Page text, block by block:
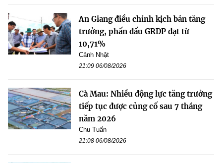
An Giang điều chỉnh kịch bản tăng
trưởng, phấn đấu GRDP đạt từ
10,71%
Cảnh Nhật
21:09 06/08/2026
Cà Mau: Nhiều động lực tăng trưởng
tiếp tục được củng cố sau 7 tháng
năm 2026
Chu Tuấn
21:08 06/08/2026